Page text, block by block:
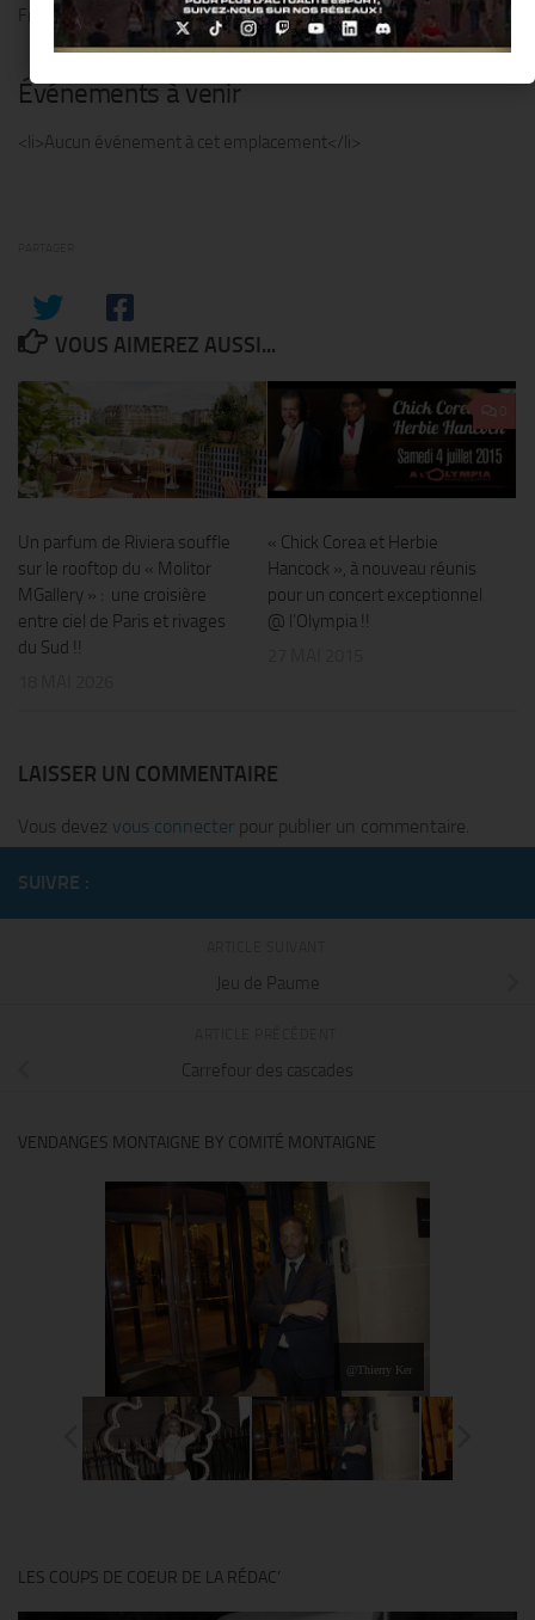
France
Événements à venir
<li>Aucun événement à cet emplacement</li>
VOUS AIMEREZ AUSSI...
Un parfum de Riviera souffle
sur le rooftop du « Molitor
MGallery » : une croisière
entre ciel de Paris et rivages
du Sud !!
« Chick Corea et Herbie
Hancock », à nouveau réunis
pour un concert exceptionnel
@ l’Olympia !!
LAISSER UN COMMENTAIRE
Vous devez vous connecter pour publier un commentaire.
SUIVRE :
Jeu de Paume
Carrefour des cascades
VENDANGES MONTAIGNE BY COMITÉ MONTAIGNE
@Thierry Ker
LES COUPS DE COEUR DE LA RÉDAC’